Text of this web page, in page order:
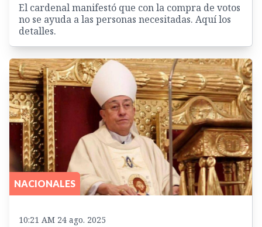
El cardenal manifestó que con la compra de votos
no se ayuda a las personas necesitadas. Aquí los
detalles.
NACIONALES
10:21 AM 24 ago. 2025